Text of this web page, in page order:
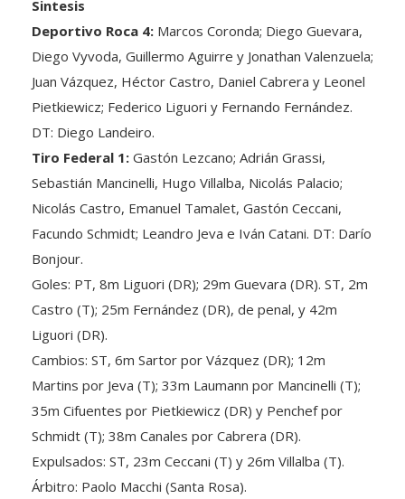
Deportivo Roca 4:
Diego Vyvoda, Guillermo Aguirre y Jonathan Valenzuela;
Juan Vázquez, Héctor Castro, Daniel Cabrera y Leonel
Pietkiewicz; Federico Liguori y Fernando Fernández.
DT: Diego Landeiro.
Tiro Federal 1:Gastón Lezcano; Adrián Grassi,
Sebastián Mancinelli, Hugo Villalba, Nicolás Palacio;
Nicolás Castro, Emanuel Tamalet, Gastón Ceccani,
Facundo Schmidt; Leandro Jeva e Iván Catani. DT: Darío
Bonjour.
Goles: PT, 8m Liguori (DR); 29m Guevara (DR). ST, 2m
Castro (T); 25m Fernández (DR), de penal, y 42m
Liguori (DR).
Cambios: ST, 6m Sartor por Vázquez (DR); 12m
Martins por Jeva (T); 33m Laumann por Mancinelli (T);
35m Cifuentes por Pietkiewicz (DR) y Penchef por
Schmidt (T); 38m Canales por Cabrera (DR).
Expulsados: ST, 23m Ceccani (T) y 26m Villalba (T).
Árbitro: Paolo Macchi (Santa Rosa).
Estadio: “Luis Maiolino”.